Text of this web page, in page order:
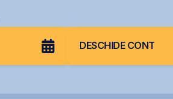
DESCHIDE CONT